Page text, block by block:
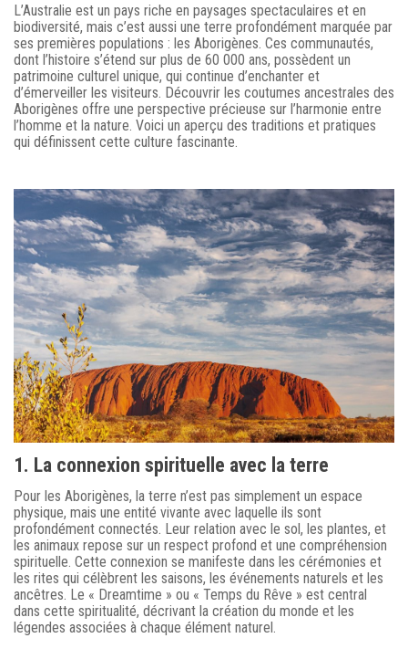
L’Australie est un pays riche en paysages spectaculaires et en
biodiversité, mais c’est aussi une terre profondément marquée par
ses premières populations : les Aborigènes. Ces communautés,
dont l’histoire s’étend sur plus de 60 000 ans, possèdent un
patrimoine culturel unique, qui continue d’enchanter et
d’émerveiller les visiteurs. Découvrir les coutumes ancestrales des
Aborigènes offre une perspective précieuse sur l’harmonie entre
l’homme et la nature. Voici un aperçu des traditions et pratiques
qui définissent cette culture fascinante.
1. La connexion spirituelle avec la terre
Pour les Aborigènes, la terre n’est pas simplement un espace
physique, mais une entité vivante avec laquelle ils sont
profondément connectés. Leur relation avec le sol, les plantes, et
les animaux repose sur un respect profond et une compréhension
spirituelle. Cette connexion se manifeste dans les cérémonies et
les rites qui célèbrent les saisons, les événements naturels et les
ancêtres. Le « Dreamtime » ou « Temps du Rêve » est central
dans cette spiritualité, décrivant la création du monde et les
légendes associées à chaque élément naturel.